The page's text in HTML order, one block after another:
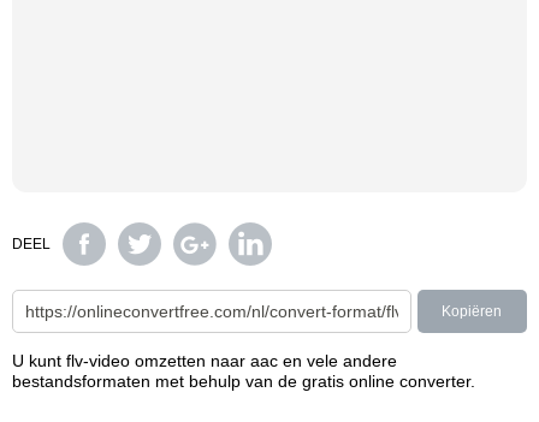
DEEL
Kopiëren
U kunt flv-video omzetten naar aac en vele andere
bestandsformaten met behulp van de gratis online converter.